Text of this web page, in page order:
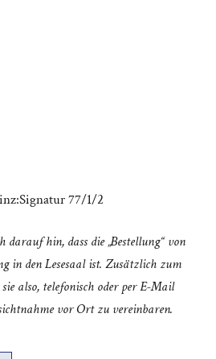
77/1/2
hin, dass die „Bestellung“ von
in den Lesesaal ist. Zusätzlich zum
also, telefonisch oder per E-Mail
vor Ort zu vereinbaren.